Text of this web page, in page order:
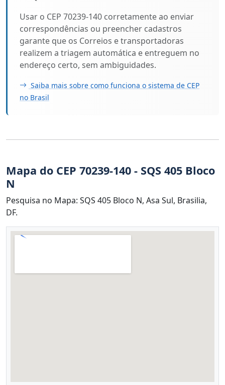
Usar o CEP 70239-140 corretamente ao enviar
correspondências ou preencher cadastros
garante que os Correios e transportadoras
realizem a triagem automática e entreguem no
endereço certo, sem ambiguidades.
Saiba mais sobre como funciona o sistema de CEP
no Brasil
Mapa do CEP 70239-140 - SQS 405 Bloco
N
Pesquisa no Mapa: SQS 405 Bloco N, Asa Sul, Brasilia,
DF.